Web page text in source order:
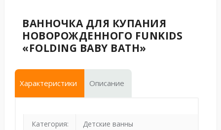
ВАННОЧКА ДЛЯ КУПАНИЯ
НОВОРОЖДЕННОГО FUNKIDS
«FOLDING BABY BATH»
Характеристики Описание
Категория: Детские ванны